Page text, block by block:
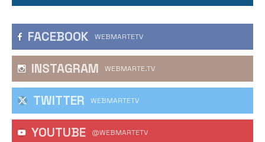
FACEBOOK WEBMARTETV
INSTAGRAM WEBMARTE.TV
TWITTER WEBMARTETV
YOUTUBE @WEBMARTETV